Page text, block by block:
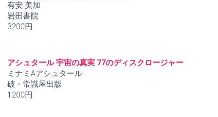
有安 美加
岩田書院
3200円
アシュタール 宇宙の真実 77のディスクロージャー
ミナミAアシュタール
破・常識屋出版
1200円